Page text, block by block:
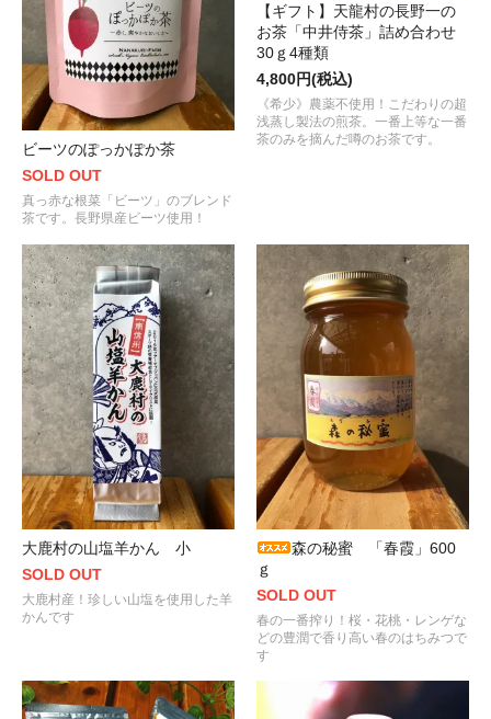
ビーツのぽっかぽか茶
SOLD OUT
真っ赤な根菜「ビーツ」のブレンド
茶です。長野県産ビーツ使用！
【ギフト】天龍村の長野一の
お茶「中井侍茶」詰め合わせ
30ｇ4種類
4,800円(税込)
《希少》農薬不使用！こだわりの超
浅蒸し製法の煎茶。一番上等な一番
茶のみを摘んだ噂のお茶です。
大鹿村の山塩羊かん 小
SOLD OUT
大鹿村産！珍しい山塩を使用した羊
かんです
森の秘蜜 「春霞」600
ｇ
SOLD OUT
春の一番搾り！桜・花桃・レンゲな
どの豊潤で香り高い春のはちみつで
す